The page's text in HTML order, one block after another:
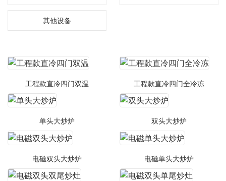
其他设备
工程款直冷四门双温 工程款直冷四门全冷冻
单头大炒炉 双头大炒炉
电磁双头大炒炉 电磁单头大炒炉